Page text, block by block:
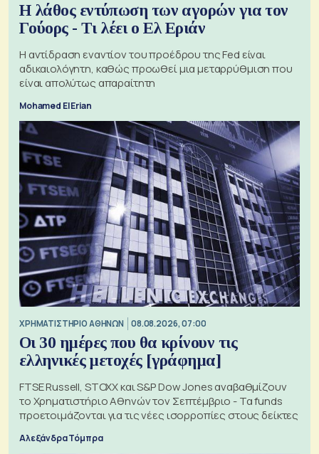
Η λάθος εντύπωση των αγορών για τον
Γούορς - Τι λέει ο Ελ Εριάν
Η αντίδραση εναντίον του προέδρου της Fed είναι
αδικαιολόγητη, καθώς προωθεί μια μεταρρύθμιση που
είναι απολύτως απαραίτητη
Mohamed El Erian
XΡΗΜΑΤΙΣΤΗΡΙΟ ΑΘΗΝΩΝ 08.08.2026, 07:00
Οι 30 ημέρες που θα κρίνουν τις
ελληνικές μετοχές [γράφημα]
FTSE Russell, STOXX και S&P Dow Jones αναβαθμίζουν
το Χρηματιστήριο Αθηνών τον Σεπτέμβριο - Τα funds
προετοιμάζονται για τις νέες ισορροπίες στους δείκτες
Αλεξάνδρα Τόμπρα